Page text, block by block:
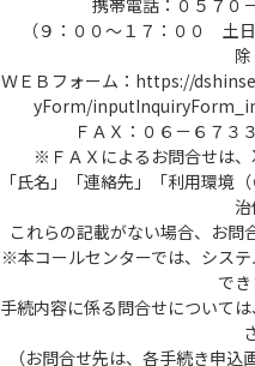
携帯電話：０５７０
（９：００～１７：００ 土
除
ＷＥＢフォーム：https://
yForm/
ＦＡＸ：０６－６７３
※ＦＡＸによるお問合せは、
「氏名」「連絡先」「利用環境
治
これらの記載がない場合、お問
※本コールセンターでは、シス
でき
手続内容に係る問合せについて
（お問合せ先は、各手続き申